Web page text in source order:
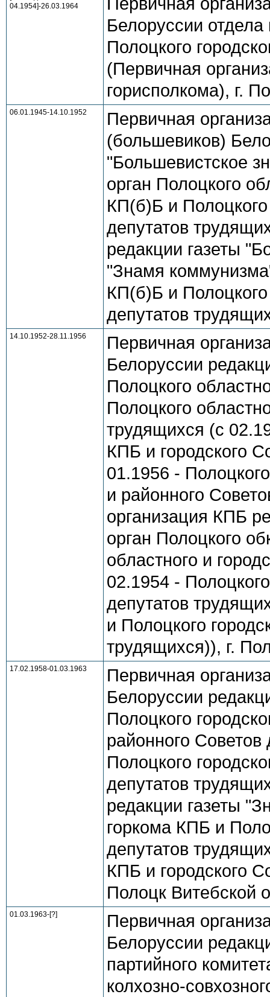
04.1954]-26.03.1964
Белоруссии отдела
Полоцкого
(Первичная
горисполкома), г.
06.01.1945-14.10.1952
Первичная
(большевиков)
"Большевистское
орган Полоцкого
КП(б)Б и Полоцкого
депутатов
редакции газеты
"Знамя
КП(б)Б и Полоцкого
депутатов
14.10.1952-28.11.1956
Первичная
Белоруссии
Полоцкого
Полоцкого
трудящихся (с
КПБ и городского
01.1956 -
и районного
организация КПБ
орган Полоцкого
областного и
02.1954 -
депутатов
и Полоцкого
трудящихся)), г.
17.02.1958-01.03.1963
Первичная
Белоруссии
Полоцкого
районного
Полоцкого
депутатов
редакции газеты
горкома КПБ и
депутатов
КПБ и городского
Полоцк Витебской
01.03.1963-[?]
Первичная
Белоруссии
партийного
колхозно-